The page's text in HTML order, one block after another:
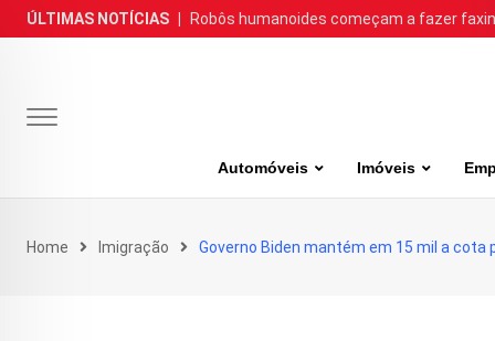
Skip
to
ÚLTIMAS NOTÍCIAS Robôs humanoides começam a fazer
Automóveis Imóveis
Home Imigração Governo Biden mantém em 15 mil a cota